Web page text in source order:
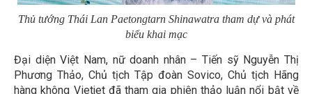
Thủ tướng Thái Lan Paetongtarn Shinawatra tham dự và phát
biểu khai mạc
Đại diện Việt Nam, nữ doanh nhân – Tiến sỹ Nguyễn Thị
Phương Thảo, Chủ tịch Tập đoàn Sovico, Chủ tịch Hãng
hàng không Vietjet đã tham gia phiên thảo luận nổi bật về